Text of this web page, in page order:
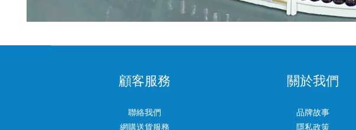
顧客服務
聯絡我們
網購送貨服務
關於我們
品牌故事
隱私政策